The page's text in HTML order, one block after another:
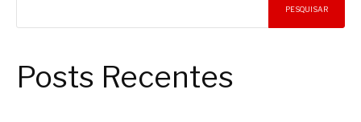
PESQUISAR
Posts Recentes